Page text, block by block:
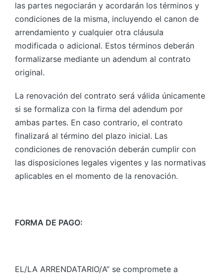
las partes negociarán y acordarán los términos y
condiciones de la misma, incluyendo el canon de
arrendamiento y cualquier otra cláusula
modificada o adicional. Estos términos deberán
formalizarse mediante un adendum al contrato
original.
La renovación del contrato será válida únicamente
si se formaliza con la firma del adendum por
ambas partes. En caso contrario, el contrato
finalizará al término del plazo inicial. Las
condiciones de renovación deberán cumplir con
las disposiciones legales vigentes y las normativas
aplicables en el momento de la renovación.
FORMA DE PAGO:
EL/LA ARRENDATARIO/A” se compromete a